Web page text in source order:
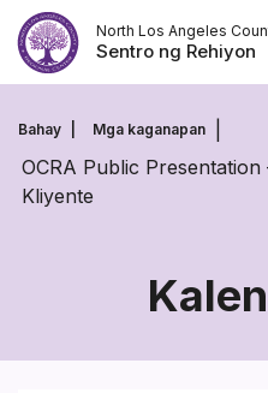
Skip
to
content
North Los Angeles
Sentro ng Rehiyon
Bahay Mga kaganapan
OCRA Public
Kliyente